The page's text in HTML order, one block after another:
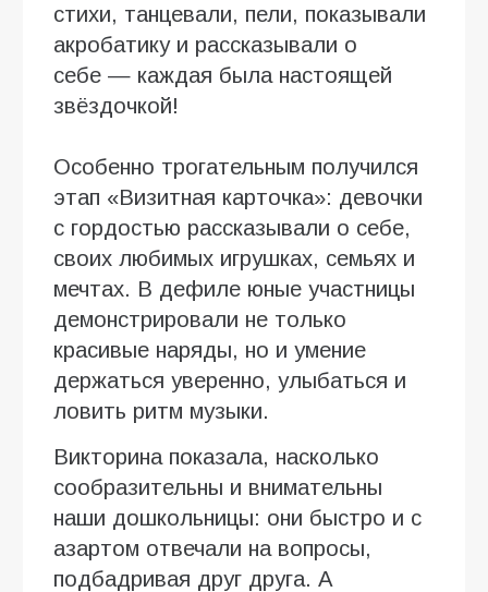
стихи, танцевали, пели, показывали
акробатику и рассказывали о
себе — каждая была настоящей
звёздочкой!
Особенно трогательным получился
этап «Визитная карточка»: девочки
с гордостью рассказывали о себе,
своих любимых игрушках, семьях и
мечтах. В дефиле юные участницы
демонстрировали не только
красивые наряды, но и умение
держаться уверенно, улыбаться и
ловить ритм музыки.
Викторина показала, насколько
сообразительны и внимательны
наши дошкольницы: они быстро и с
азартом отвечали на вопросы,
подбадривая друг друга. А